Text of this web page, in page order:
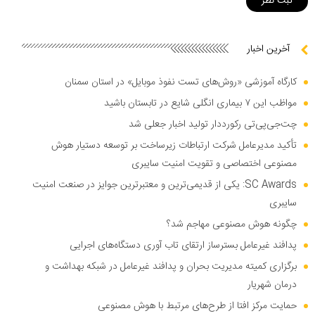
آخرین اخبار
کارگاه آموزشی «روش‌های تست نفوذ موبایل» در استان سمنان
مواظب این ۷ بیماری انگلی شایع در تابستان باشید
چت‌جی‌پی‌تی رکورددار تولید اخبار جعلی شد
تأکید مدیرعامل شرکت ارتباطات زیرساخت بر توسعه دستیار هوش
مصنوعی اختصاصی و تقویت امنیت سایبری
SC Awards: یکی از قدیمی‌ترین و معتبرترین جوایز در صنعت امنیت
سایبری
چگونه هوش مصنوعی مهاجم شد؟
پدافند غیرعامل بسترساز ارتقای تاب آوری دستگاه‌های اجرایی
برگزاری کمیته مدیریت بحران و پدافند غیرعامل در شبکه بهداشت و
درمان شهریار
حمایت مرکز افتا از طرح‌های مرتبط با هوش مصنوعی